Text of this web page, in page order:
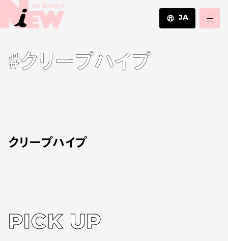
JA
#クリープハイプ
クリープハイプ
PICK UP